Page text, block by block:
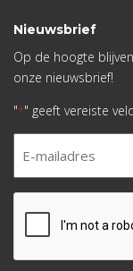
Nieuwsbrief
Op de hoogte
onze nieuwsbrief!
"*" geeft vereiste
*